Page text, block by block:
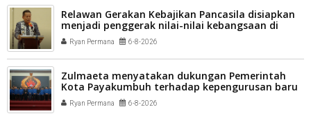
Relawan Gerakan Kebajikan Pancasila disiapkan
menjadi penggerak nilai-nilai kebangsaan di
tengah masyarakat Kota Payakumbuh
Ryan Permana 6-8-2026
Zulmaeta menyatakan dukungan Pemerintah
Kota Payakumbuh terhadap kepengurusan baru
Komite Olahraga Nasional Indonesia (KONI) Kota
Payakumbuh
Ryan Permana 6-8-2026